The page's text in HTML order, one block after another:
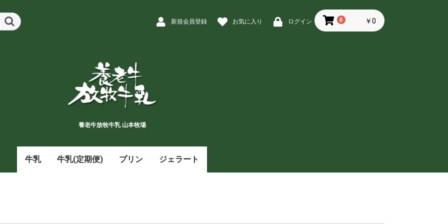
新規会員登録 お気に入り ログイン 0 ￥0
養老牛放牧牛乳 山本牧場
牛乳 牛乳(定期便) プリン ジェラート